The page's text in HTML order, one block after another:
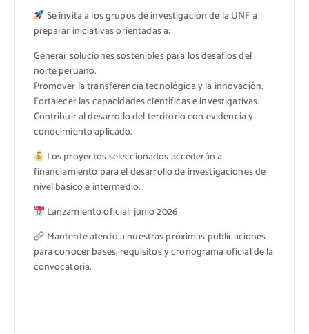
Se invita a los grupos de investigación de la UNF a
preparar iniciativas orientadas a:
Generar soluciones sostenibles para los desafíos del
norte peruano.
Promover la transferencia tecnológica y la innovación.
Fortalecer las capacidades científicas e investigativas.
Contribuir al desarrollo del territorio con evidencia y
conocimiento aplicado.
Los proyectos seleccionados accederán a
financiamiento para el desarrollo de investigaciones de
nivel básico e intermedio.
Lanzamiento oficial: junio 2026
Mantente atento a nuestras próximas publicaciones
para conocer bases, requisitos y cronograma oficial de la
convocatoria.